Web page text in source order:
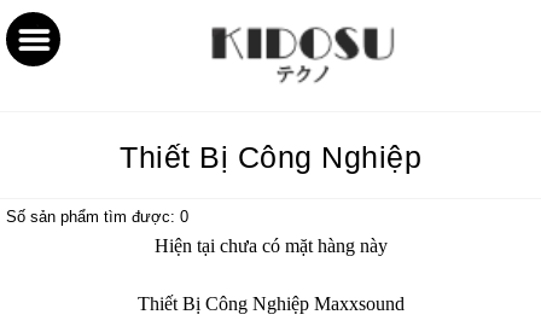
Thiết Bị Công Nghiệp
Số sản phẩm tìm được: 0
Hiện tại chưa có mặt hàng này
Thiết Bị Công Nghiệp Maxxsound